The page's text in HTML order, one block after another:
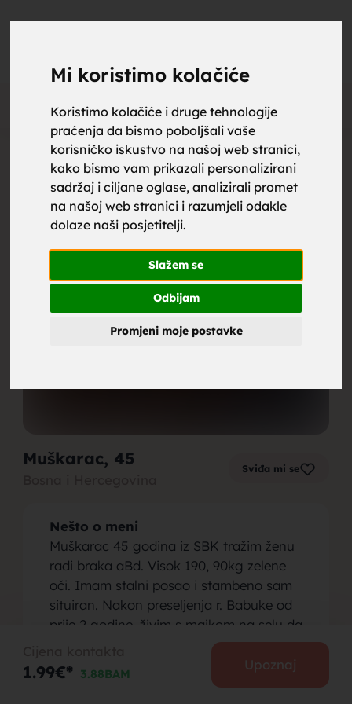
Mi koristimo kolačiće
Koristimo kolačiće i druge tehnologije
praćenja da bismo poboljšali vaše
korisničko iskustvo na našoj web stranici,
kako bismo vam prikazali personalizirani
sadržaj i ciljane oglase, analizirali promet
na našoj web stranici i razumjeli odakle
dolaze naši posjetitelji.
Slažem se
Odbijam
Promjeni moje postavke
Oglas
Muškarac, 45 Sviđa mi se
Nešto o meni
Muškarac 45 godina iz SBK tražim ženu
radi braka aBd. Visok 190, 90kg zelene
oči. Imam stalni posao i stambeno sam
situiran. Nakon preseljenja r. Babuke od
prije 2 godine, živim s majkom na selu da
Ne izlazim u nočne izlaske i klubove,
volim prirodu...
1.99€* 3.88BAM
Upoznaj
upoznaj
za brak,
zene za
brak,
muskarci
za brak,